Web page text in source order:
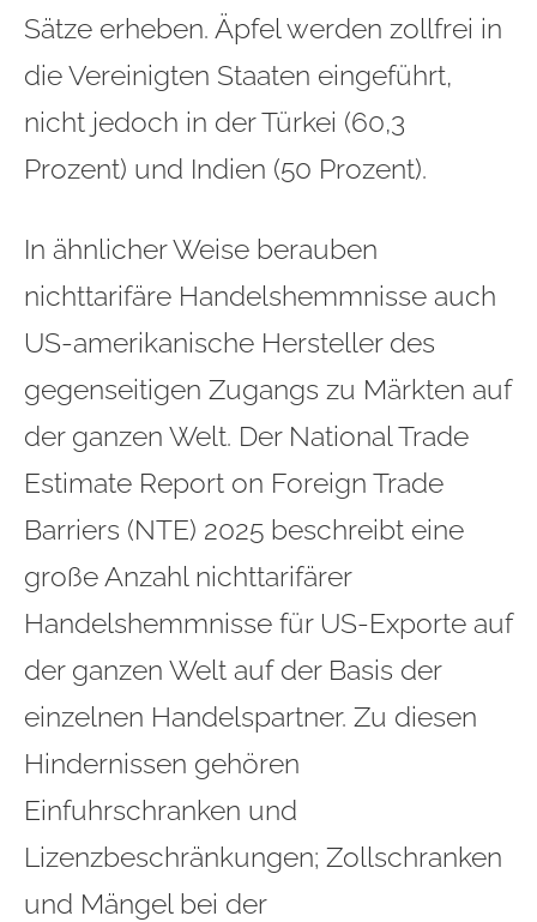
Sätze erheben. Äpfel werden zollfrei in
die Vereinigten Staaten eingeführt,
nicht jedoch in der Türkei (60,3
Prozent) und Indien (50 Prozent).
In ähnlicher Weise berauben
nichttarifäre Handelshemmnisse auch
US-amerikanische Hersteller des
gegenseitigen Zugangs zu Märkten auf
der ganzen Welt. Der National Trade
Estimate Report on Foreign Trade
Barriers (NTE) 2025 beschreibt eine
große Anzahl nichttarifärer
Handelshemmnisse für US-Exporte auf
der ganzen Welt auf der Basis der
einzelnen Handelspartner. Zu diesen
Hindernissen gehören
Einfuhrschranken und
Lizenzbeschränkungen; Zollschranken
und Mängel bei der